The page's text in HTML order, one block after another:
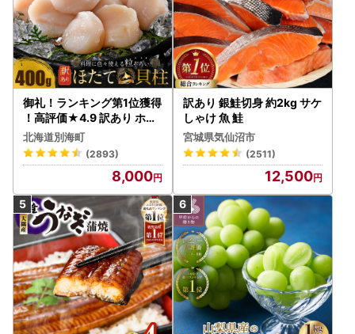
御礼！ランキング第1位獲得
！高評価★4.9 訳あり ホタ
テ 400g（ほたて 帆立 貝柱
冷凍 ）
北海道別海町
(2893)
8,000
訳あり 銀鮭切身 約2kg サケ
しゃけ 魚 鮭
宮城県気仙沼市
(2511)
12,500